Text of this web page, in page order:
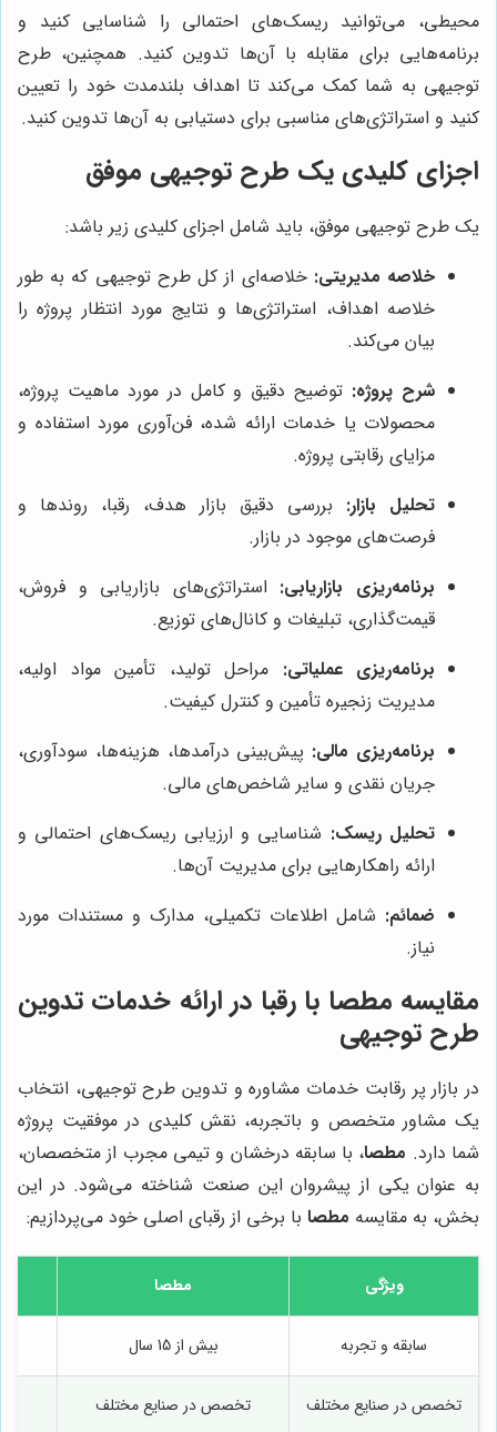
محیطی، می‌توانید ریسک‌های احتمالی را شناسایی کنید و
برنامه‌هایی برای مقابله با آن‌ها تدوین کنید. همچنین، طرح
توجیهی به شما کمک می‌کند تا اهداف بلندمدت خود را تعیین
کنید و استراتژی‌های مناسبی برای دستیابی به آن‌ها تدوین کنید.
اجزای کلیدی یک طرح توجیهی موفق
یک طرح توجیهی موفق، باید شامل اجزای کلیدی زیر باشد:
خلاصه مدیریتی: خلاصه‌ای از کل طرح توجیهی که به طور
خلاصه اهداف، استراتژی‌ها و نتایج مورد انتظار پروژه را
بیان می‌کند.
شرح پروژه: توضیح دقیق و کامل در مورد ماهیت پروژه،
محصولات یا خدمات ارائه شده، فن‌آوری مورد استفاده و
مزایای رقابتی پروژه.
تحلیل بازار: بررسی دقیق بازار هدف، رقبا، روندها و
فرصت‌های موجود در بازار.
برنامه‌ریزی بازاریابی: استراتژی‌های بازاریابی و فروش،
قیمت‌گذاری، تبلیغات و کانال‌های توزیع.
برنامه‌ریزی عملیاتی: مراحل تولید، تأمین مواد اولیه،
مدیریت زنجیره تأمین و کنترل کیفیت.
برنامه‌ریزی مالی: پیش‌بینی درآمدها، هزینه‌ها، سودآوری،
جریان نقدی و سایر شاخص‌های مالی.
تحلیل ریسک: شناسایی و ارزیابی ریسک‌های احتمالی و
ارائه راهکارهایی برای مدیریت آن‌ها.
ضمائم: شامل اطلاعات تکمیلی، مدارک و مستندات مورد
نیاز.
مقایسه مطصا با رقبا در ارائه خدمات تدوین
طرح توجیهی
در بازار پر رقابت خدمات مشاوره و تدوین طرح توجیهی، انتخاب
یک مشاور متخصص و باتجربه، نقش کلیدی در موفقیت پروژه
شما دارد. مطصا، با سابقه درخشان و تیمی مجرب از متخصصان،
به عنوان یکی از پیشروان این صنعت شناخته می‌شود. در این
بخش، به مقایسه مطصا با برخی از رقبای اصلی خود می‌پردازیم:
ویژگی مطصا
سابقه و تجربه بیش از 15 سال
تخصص در صنایع مختلف تخصص در صنایع مختلف